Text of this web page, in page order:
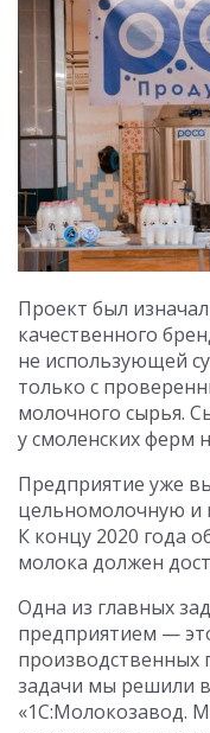
Проект был
качественного
не использующей
только с
молочного сырья.
у смоленских ферм
Предприятие уже
цельномолочную и
К концу 2020 года
молока должен
Одна из главных
предприятием —
производственных
задачи мы решили
«1С:Молокозавод.